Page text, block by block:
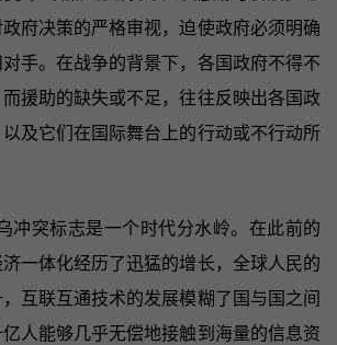
府决策的严格审视，迫使政府必须明确
手。在战争的背景下，各国政府不得不
援助的缺失或不足，往往反映出各国政
及它们在国际舞台上的行动或不行动所
冲突标志是一个时代分水岭。在此前的
一体化经历了迅猛的增长，全球人民的
互联互通技术的发展模糊了国与国之间
人能够几乎无偿地接触到海量的信息资